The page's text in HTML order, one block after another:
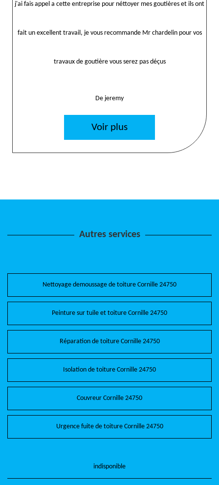
j'ai fais appel a cette entreprise pour néttoyer mes goutières et ils ont
fait un excellent travail, je vous recommande Mr chardelin pour vos
travaux de goutière vous serez pas déçus
De jeremy
Voir plus
Autres services
Nettoyage demoussage de toiture Cornille 24750
Peinture sur tuile et toiture Cornille 24750
Réparation de toiture Cornille 24750
Isolation de toiture Cornille 24750
Couvreur Cornille 24750
Urgence fuite de toiture Cornille 24750
indisponible